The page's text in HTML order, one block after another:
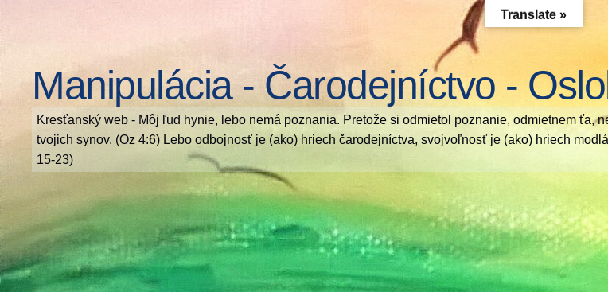
Manipulácia - Čarodejníctvo -
Kresťanský web - Môj ľud hynie, lebo nemá poznania. Pretože si odmietol poznanie, odmietnem
tvojich synov. (Oz 4:6) Lebo odbojnosť je (ako) hriech čarodejníctva, svojvoľnosť je (ako) hriech
15-23)
Translate »